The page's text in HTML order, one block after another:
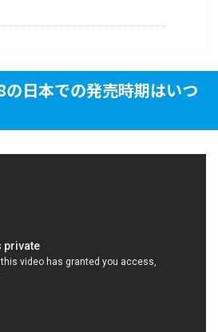
日本での発売時期はいつ